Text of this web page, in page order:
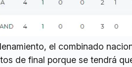
el combinado
de final porque se tendrá